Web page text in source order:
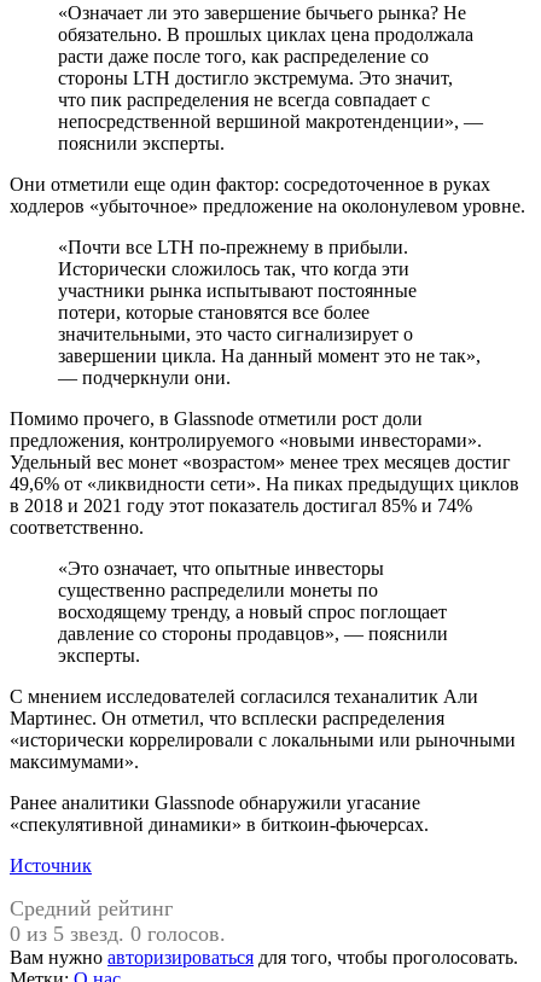
«Означает ли это завершение бычьего рынка? Не
обязательно. В прошлых циклах цена продолжала
расти даже после того, как распределение со
стороны LTH достигло экстремума. Это значит,
что пик распределения не всегда совпадает с
непосредственной вершиной макротенденции», —
пояснили эксперты.
Они отметили еще один фактор: сосредоточенное в руках
ходлеров «убыточное» предложение на околонулевом уровне.
«Почти все LTH по-прежнему в прибыли.
Исторически сложилось так, что когда эти
участники рынка испытывают постоянные
потери, которые становятся все более
значительными, это часто сигнализирует о
завершении цикла. На данный момент это не так»,
— подчеркнули они.
Помимо прочего, в Glassnode отметили рост доли
предложения, контролируемого «новыми инвесторами».
Удельный вес монет «возрастом» менее трех месяцев достиг
49,6% от «ликвидности сети». На пиках предыдущих циклов
в 2018 и 2021 году этот показатель достигал 85% и 74%
соответственно.
«Это означает, что опытные инвесторы
существенно распределили монеты по
восходящему тренду, а новый спрос поглощает
давление со стороны продавцов», — пояснили
эксперты.
С мнением исследователей согласился теханалитик Али
Мартинес. Он отметил, что всплески распределения
«исторически коррелировали с локальными или рыночными
максимумами».
Ранее аналитики Glassnode обнаружили угасание
«спекулятивной динамики» в биткоин-фьючерсах.
Источник
Средний рейтинг
0 из 5 звезд. 0 голосов.
Вам нужно авторизироваться для того, чтобы проголосовать.